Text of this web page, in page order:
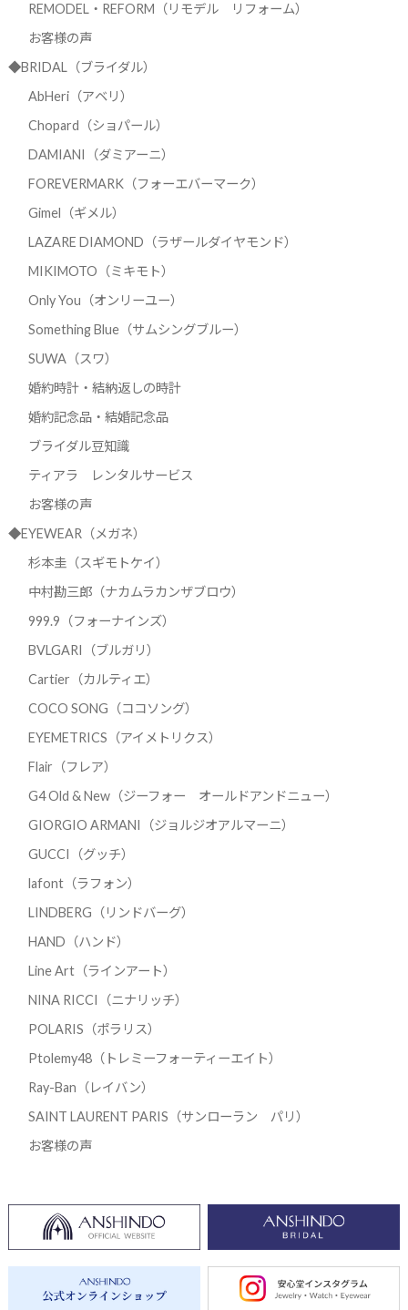
REMODEL・REFORM（リモデル リフォーム）
お客様の声
◆BRIDAL（ブライダル）
AbHeri（アベリ）
Chopard（ショパール）
DAMIANI（ダミアーニ）
FOREVERMARK（フォーエバーマーク）
Gimel（ギメル）
LAZARE DIAMOND（ラザールダイヤモンド）
MIKIMOTO（ミキモト）
Only You（オンリーユー）
Something Blue（サムシングブルー）
SUWA（スワ）
婚約時計・結納返しの時計
婚約記念品・結婚記念品
ブライダル豆知識
ティアラ レンタルサービス
お客様の声
◆EYEWEAR（メガネ）
杉本圭（スギモトケイ）
中村勘三郎（ナカムラカンザブロウ）
999.9（フォーナインズ）
BVLGARI（ブルガリ）
Cartier（カルティエ）
COCO SONG（ココソング）
EYEMETRICS（アイメトリクス）
Flair（フレア）
G4 Old & New（ジーフォー オールドアンドニュー）
GIORGIO ARMANI（ジョルジオアルマーニ）
GUCCI（グッチ）
lafont（ラフォン）
LINDBERG（リンドバーグ）
HAND（ハンド）
Line Art（ラインアート）
NINA RICCI（ニナリッチ）
POLARIS（ポラリス）
Ptolemy48（トレミーフォーティーエイト）
Ray-Ban（レイバン）
SAINT LAURENT PARIS（サンローラン パリ）
お客様の声